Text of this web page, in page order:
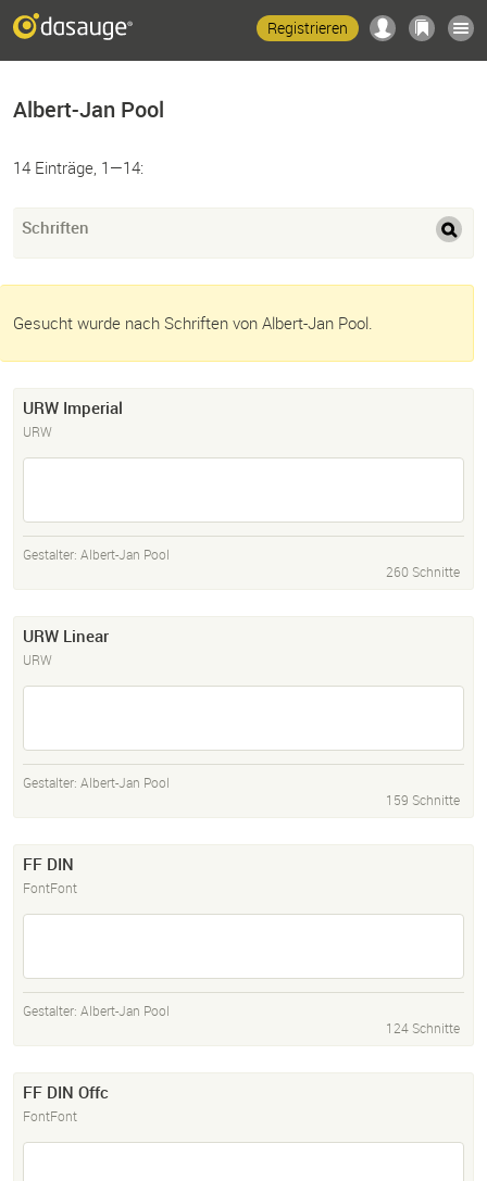
Registrieren
Albert-Jan Pool
14 Einträge, 1—14:
Schriften
Gesucht wurde nach Schriften von Albert-Jan Pool.
URW Imperial
URW
Gestalter: Albert-Jan Pool
260 Schnitte
URW Linear
URW
Gestalter: Albert-Jan Pool
159 Schnitte
FF DIN
FontFont
Gestalter: Albert-Jan Pool
124 Schnitte
FF DIN Offc
FontFont